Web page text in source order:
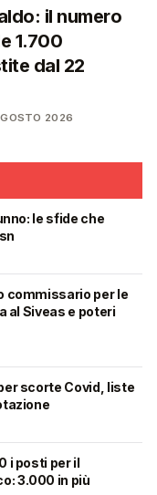
il numero
1.700
dal 22
2026
le sfide che
commissario per le
al Siveas e poteri
scorte Covid, liste
i posti per il
3.000 in più